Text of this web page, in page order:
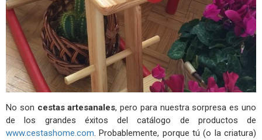
No son cestas artesanales, pero para nuestra sorpresa es uno
de los grandes éxitos del catálogo de productos de
www.cestashome.com. Probablemente, porque tú (o la criatura)